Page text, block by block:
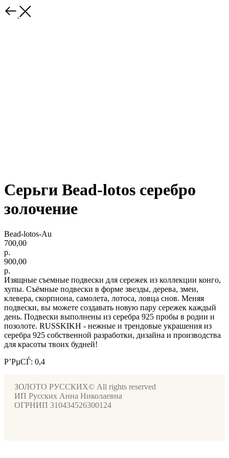
Серьги Bead-lotos серебро
золочение
Bead-lotos-Au
700,00
р.
900,00
р.
Изящные съемные подвески для сережек из коллекции конго,
хупы. Съёмные подвески в форме звезды, дерева, змеи,
клевера, скорпиона, самолета, лотоса, ловца снов. Меняя
подвески, вы можете создавать новую пару сережек каждый
день. Подвески выполнены из серебра 925 пробы в родии и
позолоте. RUSSKIKH - нежные и трендовые украшения из
серебра 925 собственной разработки, дизайна и производства
для красоты твоих будней!
Р’РµСЃ: 0,4
ЗОЛОТО РУССКИХ© All rights reserved
ИП Русских Анна Николаевна
ОГРНИП 310434526300124